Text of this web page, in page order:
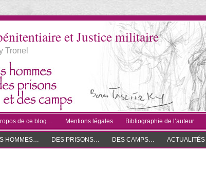
et Justice militaire
Tronel
de ce blog… Mentions légales Bibliographie de l’auteur
HOMMES… DES PRISONS… DES CAMPS… ACTUALITÉS